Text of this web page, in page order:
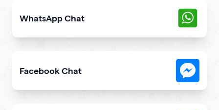
WhatsApp Chat
Facebook Chat